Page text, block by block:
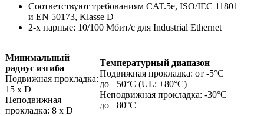
Соответствуют требованиям CAT.5e, ISO/IEC 11801
и EN 50173, Klasse D
2-х парные: 10/100 Mбит/с для Industrial Ethernet
Минимальный
радиус изгиба
Подвижная прокладка:
15 x D
Неподвижная
прокладка: 8 х D
Tемпературный диапазон
Подвижная прокладка: от -5°C
до +50°C (UL: +80°C)
Неподвижная прокладка: -30°C
до +80°C